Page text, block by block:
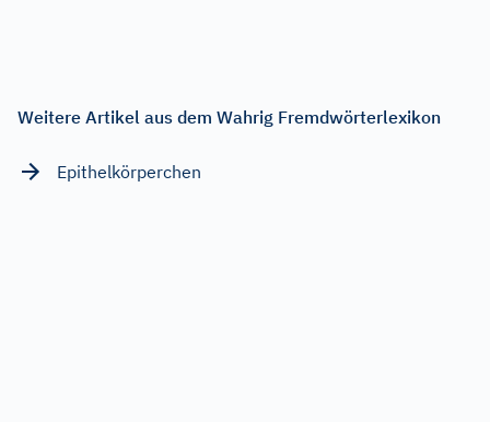
Weitere Artikel aus dem Wahrig Fremdwörterlexikon
Epithelkörperchen